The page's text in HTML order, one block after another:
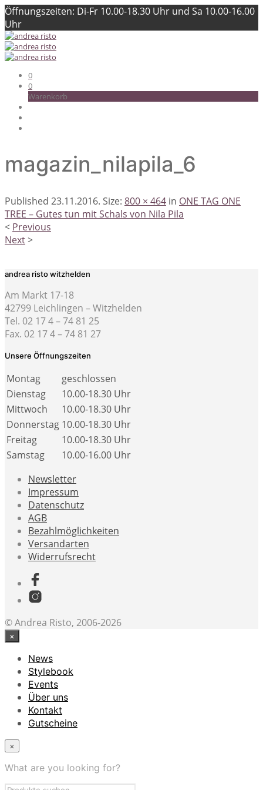
Öffnungszeiten: Di-Fr 10.00-18.30 Uhr und Sa 10.00-16.00
Uhr
0
0
Warenkorb
magazin_nilapila_6
Published 23.11.2016. Size: 800 × 464 in ONE TAG ONE
TREE – Gutes tun mit Schals von Nila Pila
< Previous
Next>
andrea risto witzhelden
Am Markt 17-18
42799 Leichlingen – Witzhelden
Tel. 02 17 4 – 74 81 25
Fax. 02 17 4 – 74 81 27
Unsere Öffnungszeiten
Montag
geschlossen
Dienstag
10.00-18.30 Uhr
Mittwoch
10.00-18.30 Uhr
Donnerstag 10.00-18.30 Uhr
Freitag
10.00-18.30 Uhr
Samstag
10.00-16.00 Uhr
Newsletter
Impressum
Datenschutz
AGB
Bezahlmöglichkeiten
Versandarten
Widerrufsrecht
© Andrea Risto, 2006-2026
×
News
Stylebook
Events
Über uns
Kontakt
Gutscheine
×
What are you looking for?